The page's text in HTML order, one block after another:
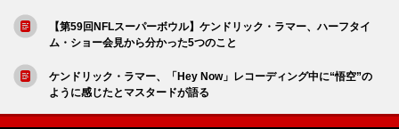
【第59回NFLスーパーボウル】ケンドリック・ラマー、ハーフタイ
ム・ショー会見から分かった5つのこと
ケンドリック・ラマー、「Hey Now」レコーディング中に“悟空”の
ように感じたとマスタードが語る